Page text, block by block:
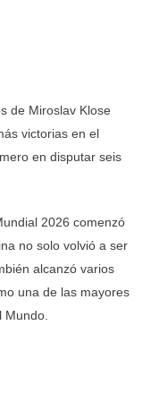
de Miroslav Klose
victorias en el
en disputar seis
2026 comenzó
no solo volvió a ser
alcanzó varios
una de las mayores